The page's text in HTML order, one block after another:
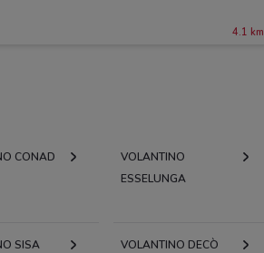
4.1 km
CONAD
VOLANTINO
ESSELUNGA
SISA VOLANTINO DECÒ